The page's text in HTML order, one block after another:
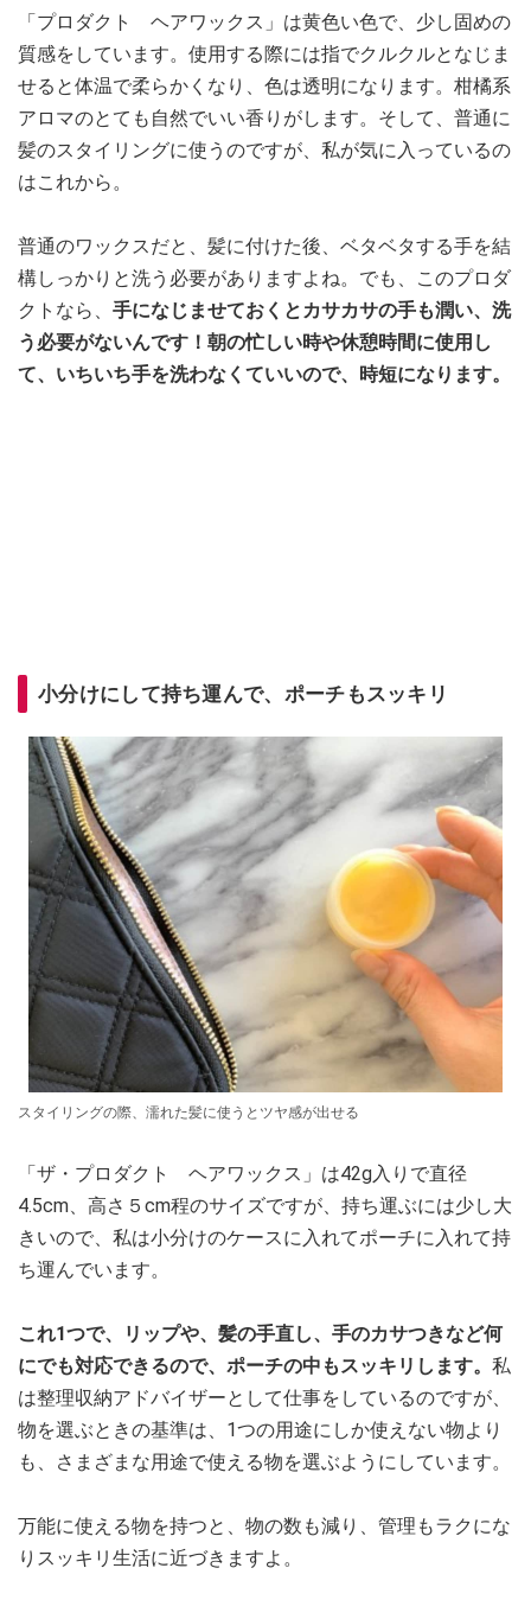
「プロダクト ヘアワックス」は黄色い色で、少し固めの
質感をしています。使用する際には指でクルクルとなじま
せると体温で柔らかくなり、色は透明になります。柑橘系
アロマのとても自然でいい香りがします。そして、普通に
髪のスタイリングに使うのですが、私が気に入っているの
はこれから。
普通のワックスだと、髪に付けた後、ベタベタする手を結
構しっかりと洗う必要がありますよね。でも、このプロダ
クトなら、 手になじませておくとカサカサの手も潤い、洗
う必要がないんです！朝の忙しい時や休憩時間に使用し
て、いちいち手を洗わなくていいので、時短になります。
小分けにして持ち運んで、ポーチもスッキリ
スタイリングの際、濡れた髪に使うとツヤ感が出せる
「ザ・プロダクト ヘアワックス」は42g入りで直径
4.5cm、高さ５cm程のサイズですが、持ち運ぶには少し大
きいので、私は小分けのケースに入れてポーチに入れて持
ち運んでいます。
これ1つで、リップや、髪の手直し、手のカサつきなど何
にでも対応できるので、ポーチの中もスッキリします。 私
は整理収納アドバイザーとして仕事をしているのですが、
物を選ぶときの基準は、1つの用途にしか使えない物より
も、さまざまな用途で使える物を選ぶようにしています。
万能に使える物を持つと、物の数も減り、管理もラクにな
りスッキリ生活に近づきますよ。